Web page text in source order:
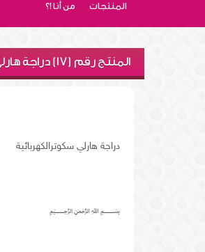
المنتجات من أنا !؟
المنتج رقم (17) دراجة هارلي سكوترالكهربائية
دراجة هارلي سكوترالكهربائية
﷽